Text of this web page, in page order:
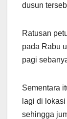
dusun
Ratusan
pada Rabu
pagi
Sementara
lagi di
sehingga